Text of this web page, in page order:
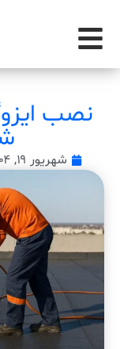
نصب
شهریور ۱۹, ۱۴۰۴